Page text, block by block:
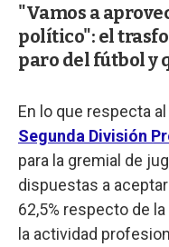
"Vamos a
político": el
paro del fútbol y
En lo que respecta al
Segunda División
para la gremial de
dispuestas a
62,5% respecto de
la actividad